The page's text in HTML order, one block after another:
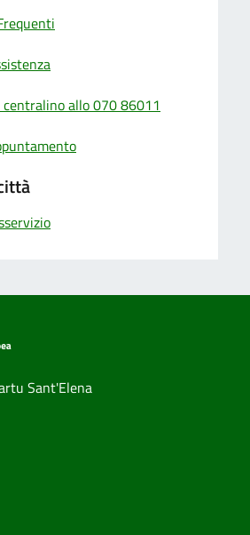
allo 070 86011
Sant'Elena